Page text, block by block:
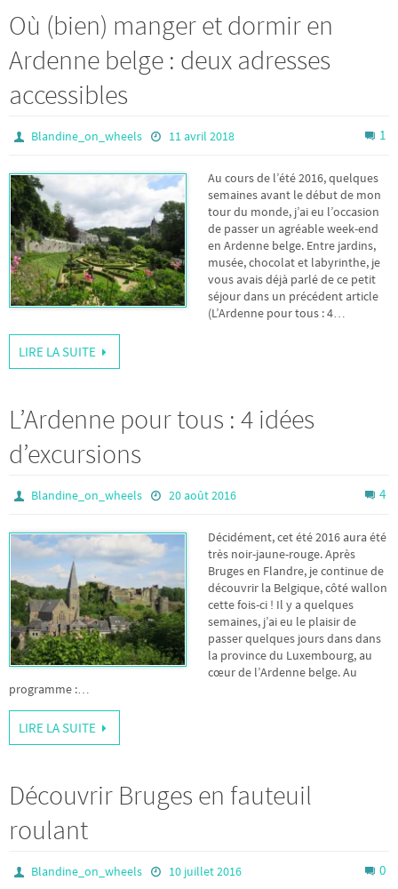
Où (bien) manger et dormir en
Ardenne belge : deux adresses
accessibles
Blandine_on_wheels 11 avril 2018 1
Au cours de l’été 2016, quelques
semaines avant le début de mon
tour du monde, j’ai eu l’occasion
de passer un agréable week-end
en Ardenne belge. Entre jardins,
musée, chocolat et labyrinthe, je
vous avais déjà parlé de ce petit
séjour dans un précédent article
(L’Ardenne pour tous : 4…
LIRE LA SUITE
L’Ardenne pour tous : 4 idées
d’excursions
Blandine_on_wheels 20 août 2016 4
Décidément, cet été 2016 aura été
très noir-jaune-rouge. Après
Bruges en Flandre, je continue de
découvrir la Belgique, côté wallon
cette fois-ci ! Il y a quelques
semaines, j’ai eu le plaisir de
passer quelques jours dans dans
la province du Luxembourg, au
cœur de l’Ardenne belge. Au
programme :…
LIRE LA SUITE
Découvrir Bruges en fauteuil
roulant
Blandine_on_wheels 10 juillet 2016 0